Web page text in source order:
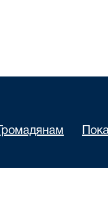
Громадянам